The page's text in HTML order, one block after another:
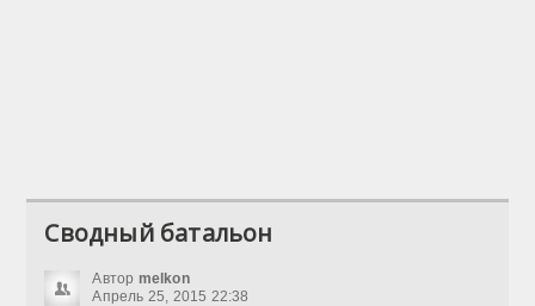
Сводный батальон
Автор melkon
Апрель 25, 2015 22:38